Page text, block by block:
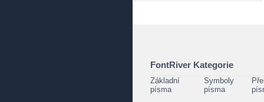
FontRiver Kategorie
Základní
písma
Symboly
písma